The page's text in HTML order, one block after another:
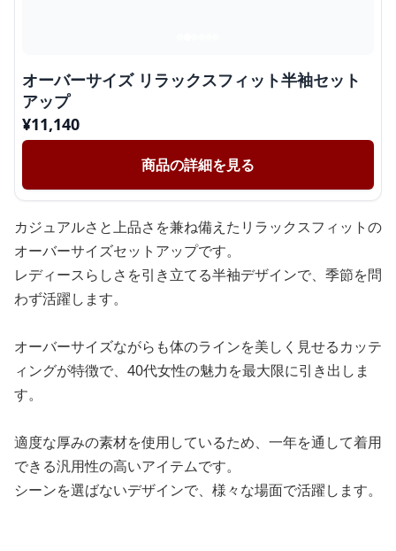
オーバーサイズ リラックスフィット半袖セット
アップ
¥11,140
商品の詳細を見る
カジュアルさと上品さを兼ね備えたリラックスフィットの
オーバーサイズセットアップです。
レディースらしさを引き立てる半袖デザインで、季節を問
わず活躍します。
オーバーサイズながらも体のラインを美しく見せるカッテ
ィングが特徴で、40代女性の魅力を最大限に引き出しま
す。
適度な厚みの素材を使用しているため、一年を通して着用
できる汎用性の高いアイテムです。
シーンを選ばないデザインで、様々な場面で活躍します。